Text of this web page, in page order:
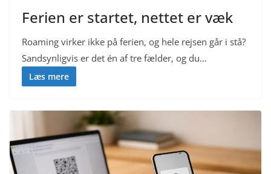
Ferien er startet, nettet er væk
Roaming virker ikke på ferien, og hele rejsen går i stå?
Sandsynligvis er det én af tre fælder, og du…
Læs mere